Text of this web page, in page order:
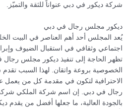
شركة ديكور في دبي عنواناً للثقة والتميّز.
ديكور مجلس رجال في دبي
يُعد المجلس أحد أهم العناصر في البيت
اجتماعي وثقافي في استقبال الضيوف
تظهر الحاجة إلى تنفيذ ديكور مجلس
الخصوصية بروعة واتقان. لهذا السبب
الاحترافية لتكون في مقدمة كل من
رجال في دبي. إن اسم شركة الملكي شركة
بالجودة العالية، ما جعلها أفضل من